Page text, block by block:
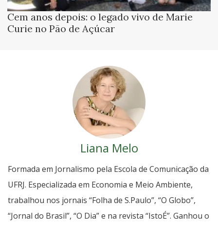
Cem anos depois: o legado vivo de Marie
Curie no Pão de Açúcar
Liana Melo
Formada em Jornalismo pela Escola de Comunicação da
UFRJ. Especializada em Economia e Meio Ambiente,
trabalhou nos jornais “Folha de S.Paulo”, “O Globo”,
“Jornal do Brasil”, “O Dia” e na revista “IstoÉ”. Ganhou o